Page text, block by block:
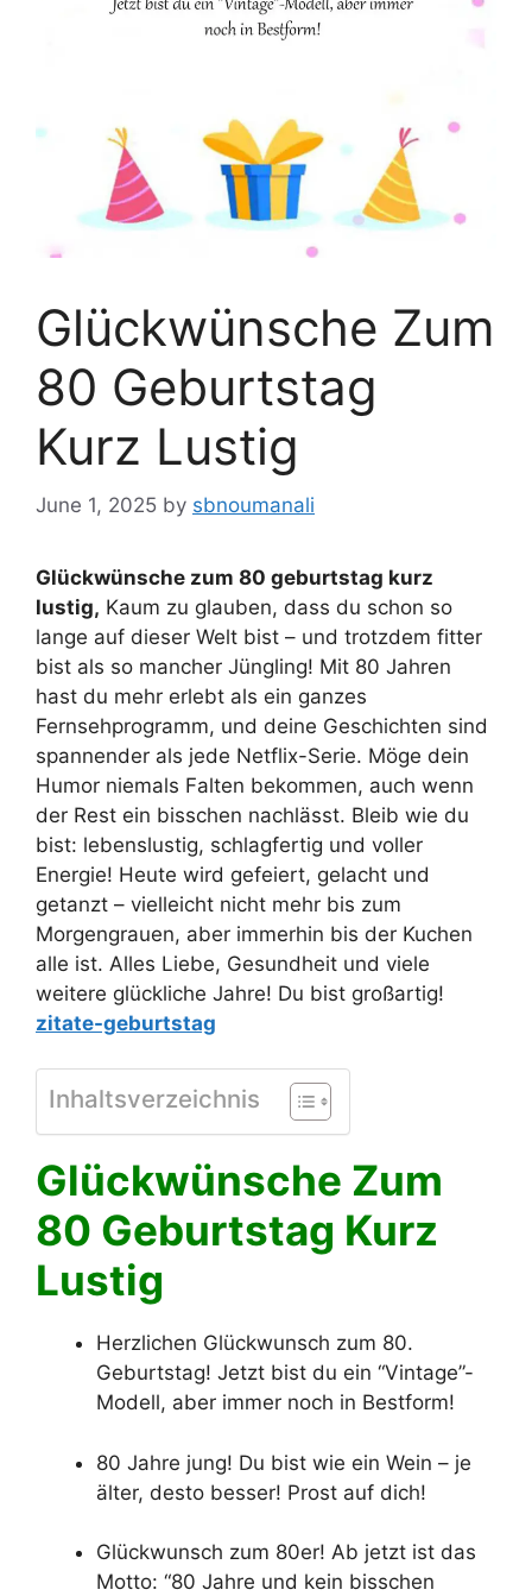
Glückwünsche Zum
80 Geburtstag
Kurz Lustig
June 1, 2025 by sbnoumanali
Glückwünsche zum 80 geburtstag kurz
lustig, Kaum zu glauben, dass du schon so
lange auf dieser Welt bist – und trotzdem fitter
bist als so mancher Jüngling! Mit 80 Jahren
hast du mehr erlebt als ein ganzes
Fernsehprogramm, und deine Geschichten sind
spannender als jede Netflix-Serie. Möge dein
Humor niemals Falten bekommen, auch wenn
der Rest ein bisschen nachlässt. Bleib wie du
bist: lebenslustig, schlagfertig und voller
Energie! Heute wird gefeiert, gelacht und
getanzt – vielleicht nicht mehr bis zum
Morgengrauen, aber immerhin bis der Kuchen
alle ist. Alles Liebe, Gesundheit und viele
weitere glückliche Jahre! Du bist großartig!
zitate-geburtstag
Inhaltsverzeichnis
Glückwünsche Zum
80 Geburtstag Kurz
Lustig
Herzlichen Glückwunsch zum 80.
Geburtstag! Jetzt bist du ein “Vintage”-
Modell, aber immer noch in Bestform!
80 Jahre jung! Du bist wie ein Wein – je
älter, desto besser! Prost auf dich!
Glückwunsch zum 80er! Ab jetzt ist das
Motto: “80 Jahre und kein bisschen